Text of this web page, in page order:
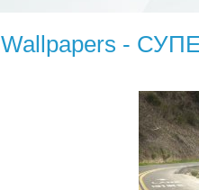
Wallpapers -